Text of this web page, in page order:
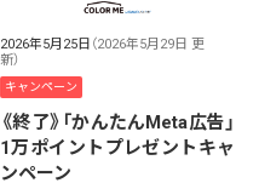
2026年5月25日 （2026年5月29日 更
新）
キャンペーン
《終了》「かんたんMeta広告」
1万ポイントプレゼントキャ
ンペーン